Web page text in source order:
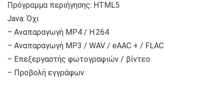
Πρόγραμμα περιήγησης: HTML5
Java: Όχι
– Αναπαραγωγή MP4 / H.264
– Αναπαραγωγή MP3 / WAV / eAAC + / FLAC
– Επεξεργαστής φωτογραφιών / βίντεο
– Προβολή εγγράφων